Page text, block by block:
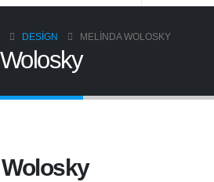
DESIGN MELINDA WOLOSKY